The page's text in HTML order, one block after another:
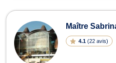
Maître
4.1 (22 avis)